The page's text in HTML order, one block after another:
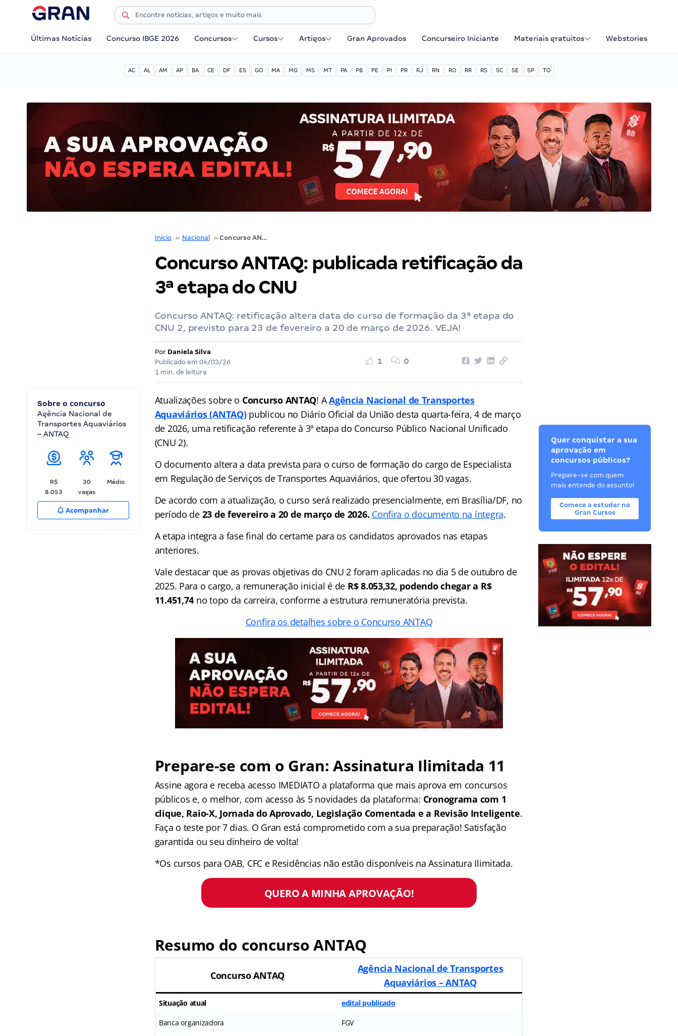
Últimas Notícias Concurso IBGE 2026 Concursos Cursos Artigos Gran Aprovados Concurseiro Iniciante Materiais gratuitos Webstories
AC AL AM AP BA CE DF ES GO MA MG MS MT PA PB PE PI PR RJ RN RO RR RS SC SE SP TO
Início ›› Nacional ›› Concurso ANTAQ: publicada retificação da 3ª etapa do CNU
Concurso ANTAQ: publicada retificação da
3ª etapa do CNU
Concurso ANTAQ: retificação altera data do curso de formação da 3ª etapa do
CNU 2, previsto para 23 de fevereiro a 20 de março de 2026. VEJA!
Por Daniela Silva
Publicado em 04/03/26
1 min. de leitura
1 0
Sobre o concurso
Agência Nacional de
Transportes Aquaviários
– ANTAQ
R$
8.053
30
vagas
Médio
Acompanhar
Atualizações sobre o Concurso ANTAQ! AAgência Nacional de Transportes
Aquaviários (ANTAQ)publicou no Diário Oficial da União desta quarta-feira, 4 de março
de 2026, uma retificação referente à 3ª etapa do Concurso Público Nacional Unificado
(CNU 2).
O documento altera a data prevista para o curso de formação do cargo de Especialista
em Regulação de Serviços de Transportes Aquaviários, que ofertou 30 vagas.
De acordo com a atualização, o curso será realizado presencialmente, em Brasília/DF, no
período de 23 de fevereiro a 20 de março de 2026. Confira o documento na íntegra.
A etapa integra a fase final do certame para os candidatos aprovados nas etapas
anteriores.
Vale destacar que as provas objetivas do CNU 2 foram aplicadas no dia 5 de outubro de
2025. Para o cargo, a remuneração inicial é de R$ 8.053,32, podendo chegar a R$
11.451,74 no topo da carreira, conforme a estrutura remuneratória prevista.
Confira os detalhes sobre o Concurso ANTAQ
Prepare-se com o Gran: Assinatura Ilimitada 11
Assine agora e receba acesso IMEDIATO a plataforma que mais aprova em concursos
públicos e, o melhor, com acesso às 5 novidades da plataforma: Cronograma com 1
clique, Raio-X, Jornada do Aprovado, Legislação Comentada e a Revisão Inteligente.
Faça o teste por 7 dias. O Gran está comprometido com a sua preparação! Satisfação
garantida ou seu dinheiro de volta!
*Os cursos para OAB, CFC e Residências não estão disponíveis na Assinatura Ilimitada.
QUERO A MINHA APROVAÇÃO!
Resumo do concurso ANTAQ
Concurso ANTAQ
Agência Nacional de Transportes
Aquaviários – ANTAQ
Situação atual edital publicado
Banca organizadora FGV
Quer conquistar a sua
aprovação em
concursos públicos?
Prepare-se com quem
mais entende do assunto!
Comece a estudar no
Gran Cursos